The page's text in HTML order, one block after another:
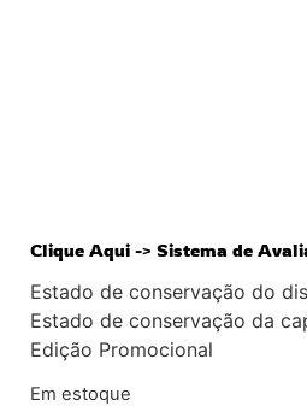
Clique Aqui -> Sistema de
Estado de conservação do
Estado de conservação da
Edição Promocional
Em estoque